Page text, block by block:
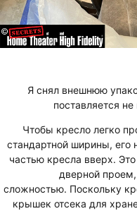
Я снял внешнюю
поставляется
Чтобы кресло легко
стандартной ширины, его
частью кресла вверх.
дверной
сложностью. Поскольку
крышек отсека для